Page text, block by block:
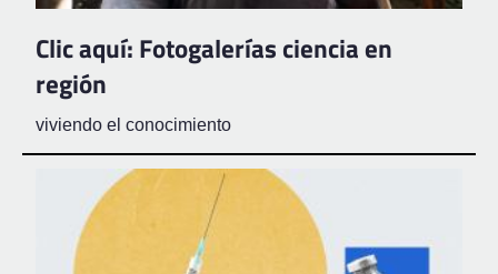
Clic aquí: Fotogalerías ciencia en
región
viviendo el conocimiento